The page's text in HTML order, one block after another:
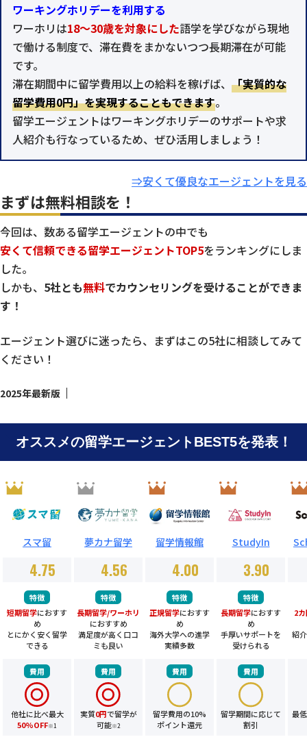
ワーキングホリデーを利用する
ワーホリは18～30歳を対象にした語学を学びながら現地
で働ける制度で、滞在費をまかないつつ長期滞在が可能
です。
滞在期間中に留学費用以上の給料を稼げば、 「実質的な
留学費用0円」を実現することもできます。
留学エージェントはワーキングホリデーのサポートや求
人紹介も行なっているため、ぜひ活用しましょう！
⇒安くて優良なエージェントを見る
まずは無料相談を！
今回は、数ある留学エージェントの中でも
安くて信頼できる留学エージェントTOP5をランキングにしま
した。
しかも、 5社とも無料でカウンセリングを受けることができま
す！
エージェント選びに迷ったら、まずはこの5社に相談してみて
ください！
2025年最新版
オススメの留学エージェントBEST5を発表！
スマ留 夢カナ留学 留学情報館 StudyIn
4.75 4.56 4.00 3.90
特徴
短期留学におすす
め
とにかく安く留学
できる
特徴
長期留学/ワーホリ
におすすめ
満足度が高く口コ
ミも良い
特徴
正規留学におすす
め
海外大学への進学
実績多数
特徴
長期留学におすす
め
手厚いサポートを
受けられる
2
紹
費用
他社に比べ最大
50%OFF※1
費用
実質0円で留学が
可能※2
費用
留学費用の10%
ポイント還元
費用
留学期間に応じて
割引
最